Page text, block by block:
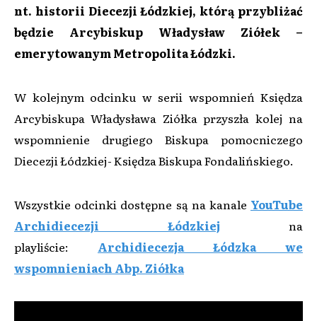
nt. historii Diecezji Łódzkiej, którą przybliżać
będzie Arcybiskup Władysław Ziółek –
emerytowanym Metropolita Łódzki.
W kolejnym odcinku w serii wspomnień Księdza
Arcybiskupa Władysława Ziółka przyszła kolej na
wspomnienie drugiego Biskupa pomocniczego
Diecezji Łódzkiej- Księdza Biskupa Fondalińskiego.
Wszystkie odcinki dostępne są na kanale YouTube
Archidiecezji Łódzkiej na
playliście: Archidiecezja Łódzka we
wspomnieniach Abp. Ziółka